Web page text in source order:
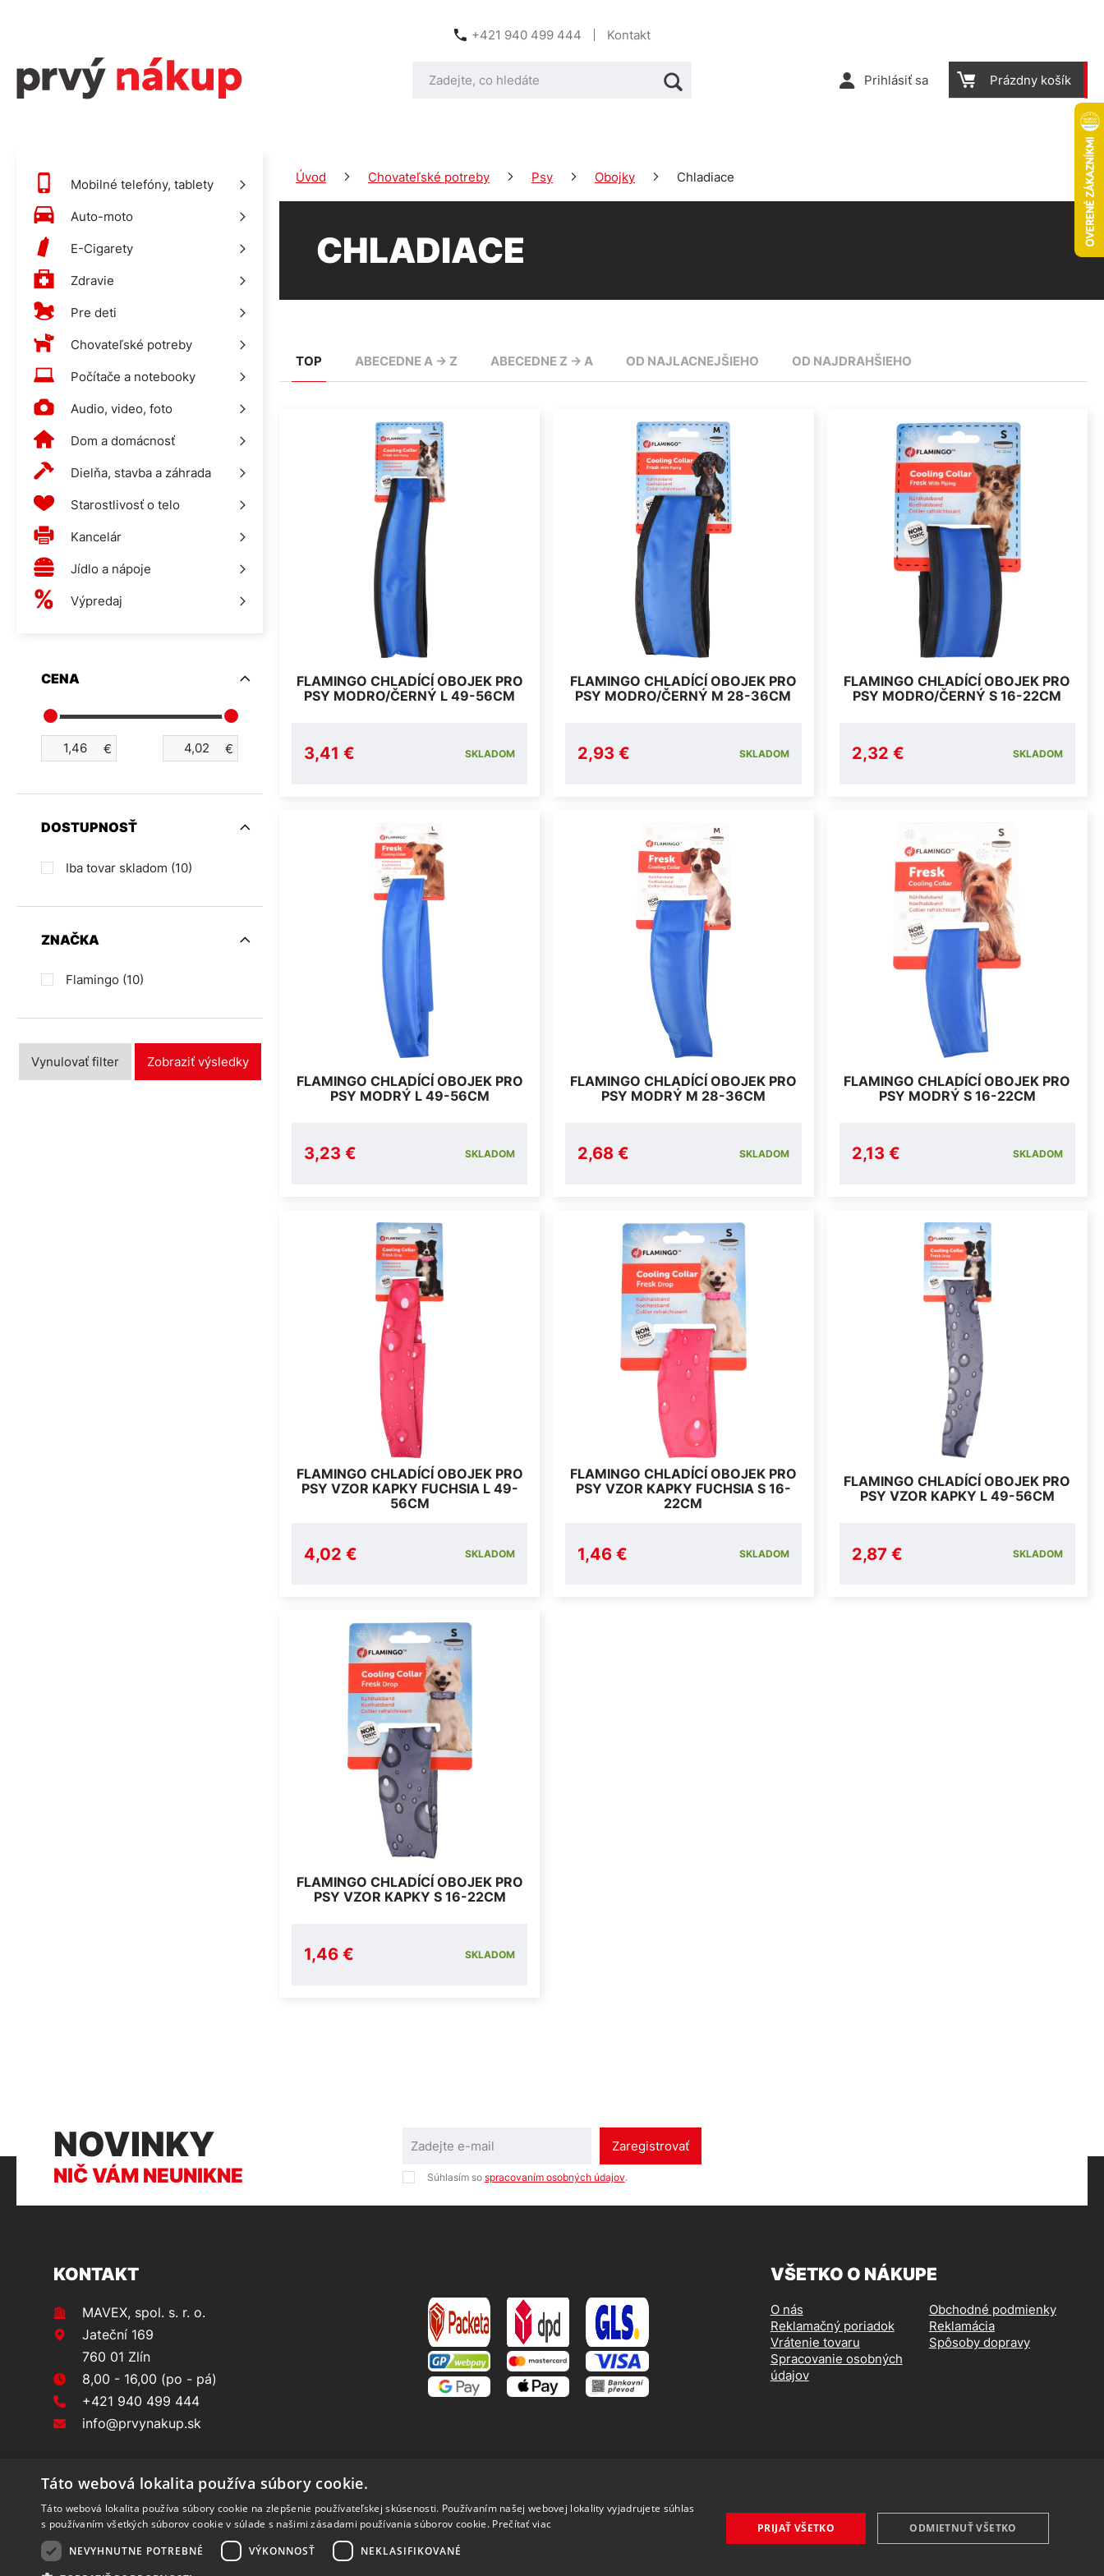
Prihlásiť sa Prázdny košík
+421 940 499 444 Kontakt
Úvod Chovateľské potreby Psy Obojky Chladiace
CHLADIACE
TOP ABECEDNE A -> Z ABECEDNE Z -> A OD NAJLACNEJŠIEHO OD NAJDRAHŠIEHO
FLAMINGO CHLADÍCÍ OBOJEK PRO
PSY MODRO/ČERNÝ L 49-56CM
3,41 € SKLADOM
FLAMINGO CHLADÍCÍ OBOJEK PRO
PSY MODRO/ČERNÝ M 28-36CM
2,93 € SKLADOM
FLAMINGO CHLADÍCÍ OBOJEK PRO
PSY MODRO/ČERNÝ S 16-22CM
2,32 € SKLADOM
FLAMINGO CHLADÍCÍ OBOJEK PRO
PSY MODRÝ L 49-56CM
3,23 € SKLADOM
FLAMINGO CHLADÍCÍ OBOJEK PRO
PSY MODRÝ M 28-36CM
2,68 € SKLADOM
FLAMINGO CHLADÍCÍ OBOJEK PRO
PSY MODRÝ S 16-22CM
2,13 € SKLADOM
FLAMINGO CHLADÍCÍ OBOJEK PRO
PSY VZOR KAPKY FUCHSIA L 49-
56CM
4,02 € SKLADOM
FLAMINGO CHLADÍCÍ OBOJEK PRO
PSY VZOR KAPKY FUCHSIA S 16-
22CM
1,46 € SKLADOM
FLAMINGO CHLADÍCÍ OBOJEK PRO
PSY VZOR KAPKY L 49-56CM
2,87 € SKLADOM
FLAMINGO CHLADÍCÍ OBOJEK PRO
PSY VZOR KAPKY S 16-22CM
1,46 € SKLADOM
Mobilné telefóny, tablety
Auto-moto
E-Cigarety
Zdravie
Pre deti
Chovateľské potreby
Počítače a notebooky
Audio, video, foto
Dom a domácnosť
Dielňa, stavba a záhrada
Starostlivosť o telo
Kancelár
Jídlo a nápoje
Výpredaj
CENA
€ €
DOSTUPNOSŤ
Iba tovar skladom (10)
ZNAČKA
Flamingo (10)
Vynulovať filter Zobraziť výsledky
NOVINKY
NIČ VÁM NEUNIKNE
Zaregistrovať
Súhlasím so spracovaním osobných údajov.
KONTAKT
MAVEX, spol. s. r. o.
Jateční 169
760 01 Zlín
8,00 - 16,00 (po - pá)
+421 940 499 444
info@prvynakup.sk
VŠETKO O NÁKUPE
O nás
Obchodné podmienky
Reklamačný poriadok
Reklamácia
Vrátenie tovaru
Spôsoby dopravy
Spracovanie osobných
údajov
Vytvořilo | Rozvíjí
Copyright 2026 MAVEX, spol. s r.o. Všechna práva
Táto webová lokalita používa súbory cookie.
Táto webová lokalita používa súbory cookie na zlepšenie používateľskej skúsenosti. Používaním našej webovej lokality vyjadrujete súhlas
s používaním všetkých súborov cookie v súlade s našimi zásadami používania súborov cookie. Prečítať viac
NEVYHNUTNE POTREBNÉ
VÝKONNOSŤ NEKLASIFIKOVANÉ
PRIJAŤ VŠETKO ODMIETNUŤ VŠETKO